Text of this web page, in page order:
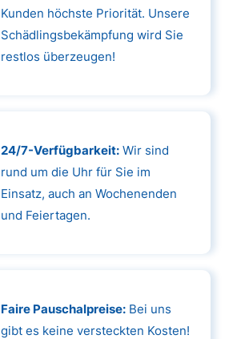
Kunden höchste Priorität. Unsere
Schädlingsbekämpfung wird Sie
restlos überzeugen!
24/7-Verfügbarkeit:Wir sind
rund um die Uhr für Sie im
Einsatz, auch an Wochenenden
und Feiertagen.
Faire Pauschalpreise:Bei uns
gibt es keine versteckten Kosten!